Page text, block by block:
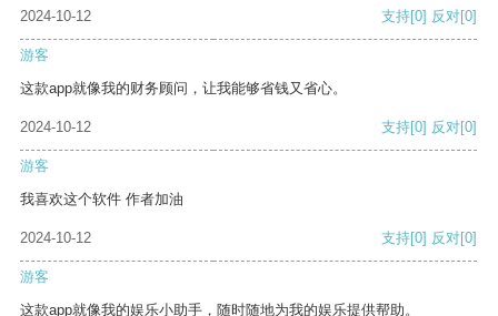
2024-10-12
支持[0] 反对[0]
游客
这款app就像我的财务顾问，让我能够省钱又省心。
2024-10-12 支持[0] 反对[0]
游客
我喜欢这个软件 作者加油
2024-10-12 支持[0] 反对[0]
游客
这款app就像我的娱乐小助手，随时随地为我的娱乐提供帮助。